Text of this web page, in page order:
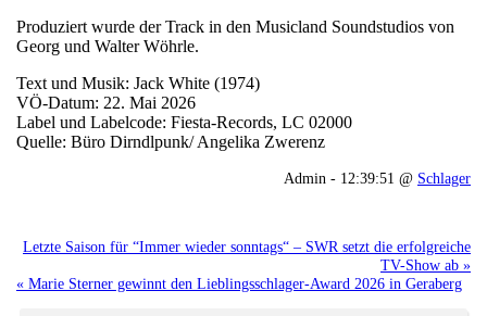
Produziert wurde der Track in den Musicland Soundstudios von
Georg und Walter Wöhrle.
Text und Musik: Jack White (1974)
VÖ-Datum: 22. Mai 2026
Label und Labelcode: Fiesta-Records, LC 02000
Quelle: Büro Dirndlpunk/ Angelika Zwerenz
Admin - 12:39:51 @ Schlager
Letzte Saison für “Immer wieder sonntags“ – SWR setzt die erfolgreiche
TV-Show ab »
« Marie Sterner gewinnt den Lieblingsschlager-Award 2026 in Geraberg